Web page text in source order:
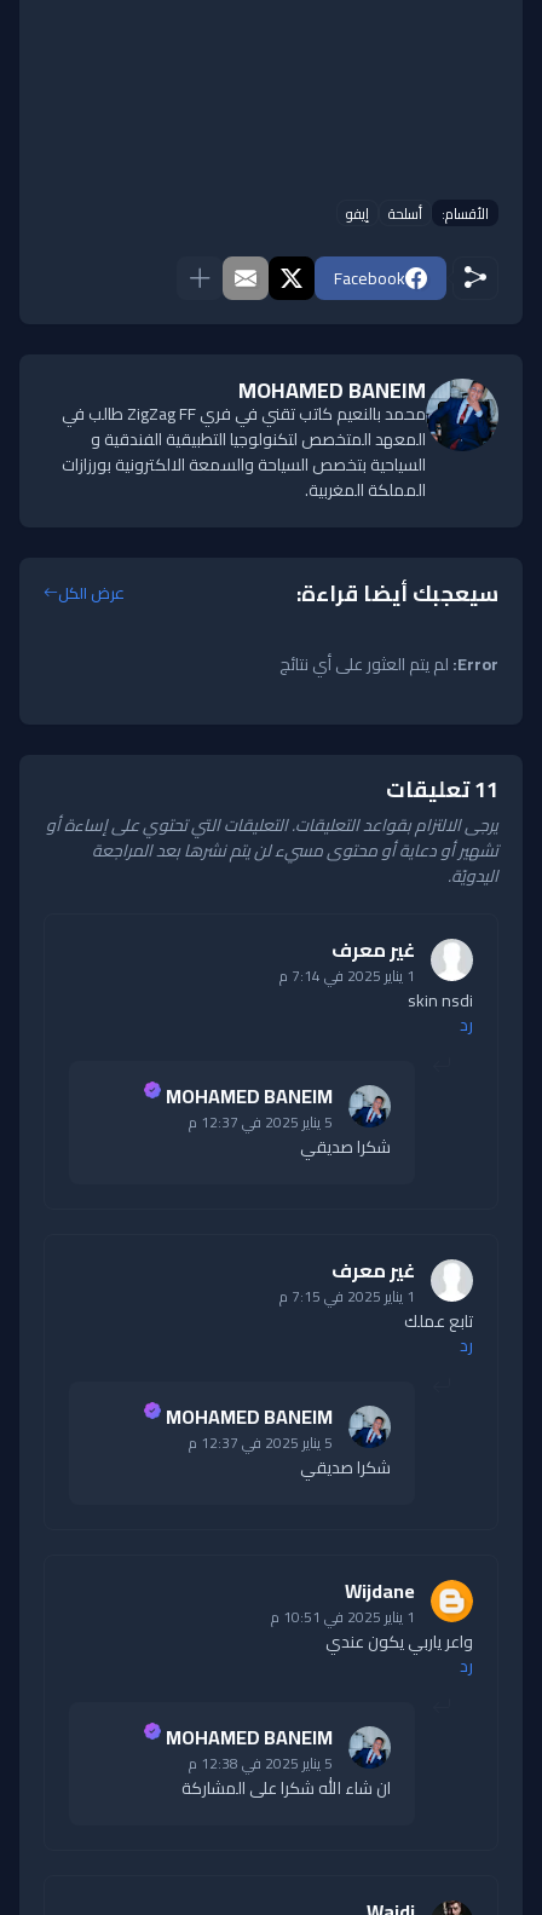
الأقسام: أسلحة إيفو
Facebook
MOHAMED BANEIM
محمد بالنعيم كاتب تقني في فري ZigZag FF طالب في
المعهد المتخصص لتكنولوجيا التطبيقية الفندقية و
السياحية بتخصص السياحة والسمعة الالكترونية بورزازات
المملكة المغربية.
سيعجبك أيضا قراءة: عرض الكل
Error: لم يتم العثور على أي نتائج
11 تعليقات
يرجى الالتزام بقواعد التعليقات. التعليقات التي تحتوي على إساءة أو
تشهير أو دعاية أو محتوى مسيء لن يتم نشرها بعد المراجعة
اليدويّة.
غير معرف
1 يناير 2025 في 7:14 م
skin nsdi
رد
MOHAMED BANEIM
5 يناير 2025 في 12:37 م
شكرا صديقي
غير معرف
1 يناير 2025 في 7:15 م
تابع عملك
رد
MOHAMED BANEIM
5 يناير 2025 في 12:37 م
شكرا صديقي
Wijdane
1 يناير 2025 في 10:51 م
واعر ياربي يكون عندي
رد
MOHAMED BANEIM
5 يناير 2025 في 12:38 م
ان شاء الله شكرا على المشاركة